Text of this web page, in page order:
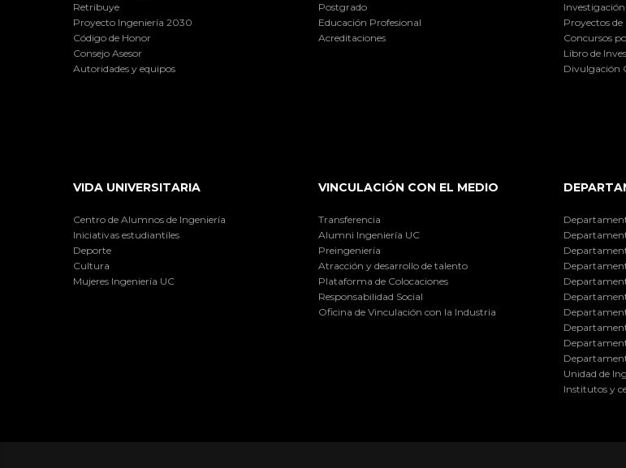
Retribuye
Proyecto Ingeniería 2030
Código de Honor
Consejo Asesor
Autoridades y equipos
Postgrado
Educación Profesional
Acreditaciones
Proyectos
Concursos
Libro de
Divulgación
VIDA UNIVERSITARIA
Centro de Alumnos de Ingeniería
Iniciativas estudiantiles
Deporte
Cultura
Mujeres Ingeniería UC
VINCULACIÓN CON EL MEDIO
Transferencia
Alumni Ingeniería UC
Preingeniería
Atracción y desarrollo de talento
Plataforma de Colocaciones
Responsabilidad Social
Oficina de Vinculación con la Industria
Unidad de
Institutos y